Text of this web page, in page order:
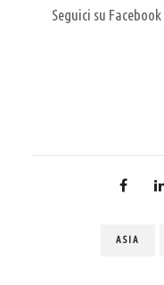
Seguici su Facebook
ASIA